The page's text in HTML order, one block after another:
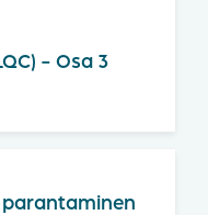
– Osa 3
parantaminen